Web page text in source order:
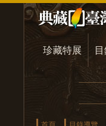
珍藏特展
首頁 目錄導覽